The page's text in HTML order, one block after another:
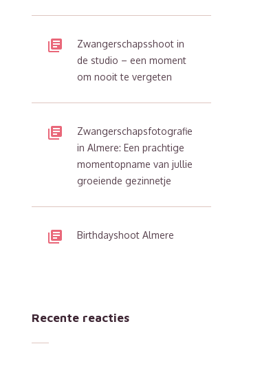
Zwangerschapsshoot in
de studio – een moment
om nooit te vergeten
Zwangerschapsfotografie
in Almere: Een prachtige
momentopname van jullie
groeiende gezinnetje
Birthdayshoot Almere
Recente reacties